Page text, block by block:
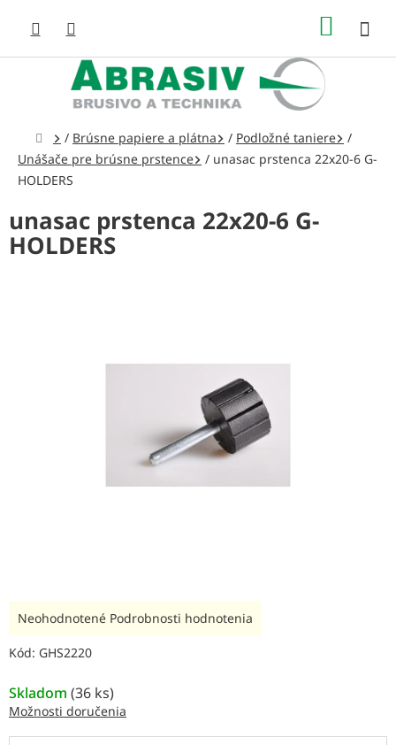
obsah
Domov
/ Brúsne papiere a plátna / Podložné taniere
/
Unášače pre brúsne prstence
/ unasac prstenca 22x20-6 G-
HOLDERS
unasac prstenca 22x20-6 G-
HOLDERS
Kód: GHS2220
Skladom (36 ks)
Možnosti doručenia
Priemerné
produktu
0,0
z
5
hviezdičiek.
Neohodnotené Podrobnosti hodnotenia